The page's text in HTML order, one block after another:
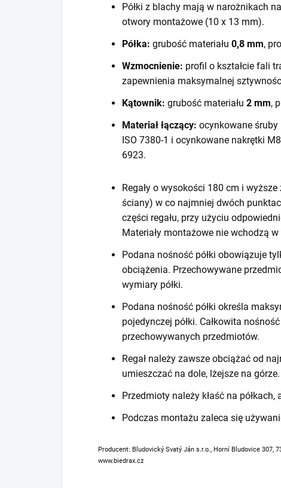
Półki z blachy mają w narożnikach
otwory montażowe (10 x 13 mm).
Półka: grubość materiału 0,8 mm,
Wzmocnienie: profil o kształcie fali
zapewnienia maksymalnej
Kątownik: grubość materiału 2 mm,
Materiał łączący: ocynkowane śruby
ISO 7380-1 i ocynkowane nakrętki
6923.
Regały o wysokości 180 cm i
ściany) w co najmniej dwóch
części regału, przy użyciu
Materiały montażowe nie wchodzą w
Podana nośność półki obowiązuje
obciążenia. Przechowywane
wymiary półki.
Podana nośność półki określa
pojedynczej półki. Całkowita
przechowywanych przedmiotów.
Regał należy zawsze obciążać od
umieszczać na dole, lżejsze na górze.
Przedmioty należy kłaść na
Podczas montażu zaleca się
Producent: Bludovický Svatý Ján s.r.o., Horní Bludovice 307,
www.biedrax.cz